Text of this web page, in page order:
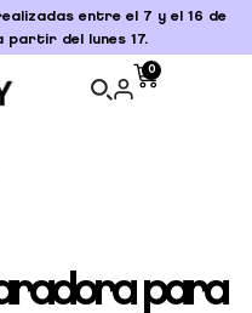
entre el 7 y el 16 de
partir del lunes 17.
0
para